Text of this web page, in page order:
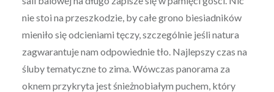
nie stoi na przeszkodzie, by całe grono biesiadników
mieniło się odcieniami tęczy, szczególnie jeśli natura
zagwarantuje nam odpowiednie tło. Najlepszy czas na
śluby tematyczne to zima. Wówczas panorama za
oknem przykryta jest śnieżnobiałym puchem, który